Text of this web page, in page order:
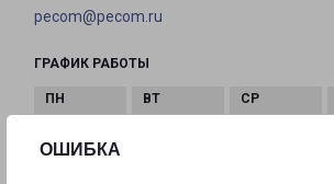
ОШИБКА
pecom@pecom.ru
ГРАФИК РАБОТЫ
22:00